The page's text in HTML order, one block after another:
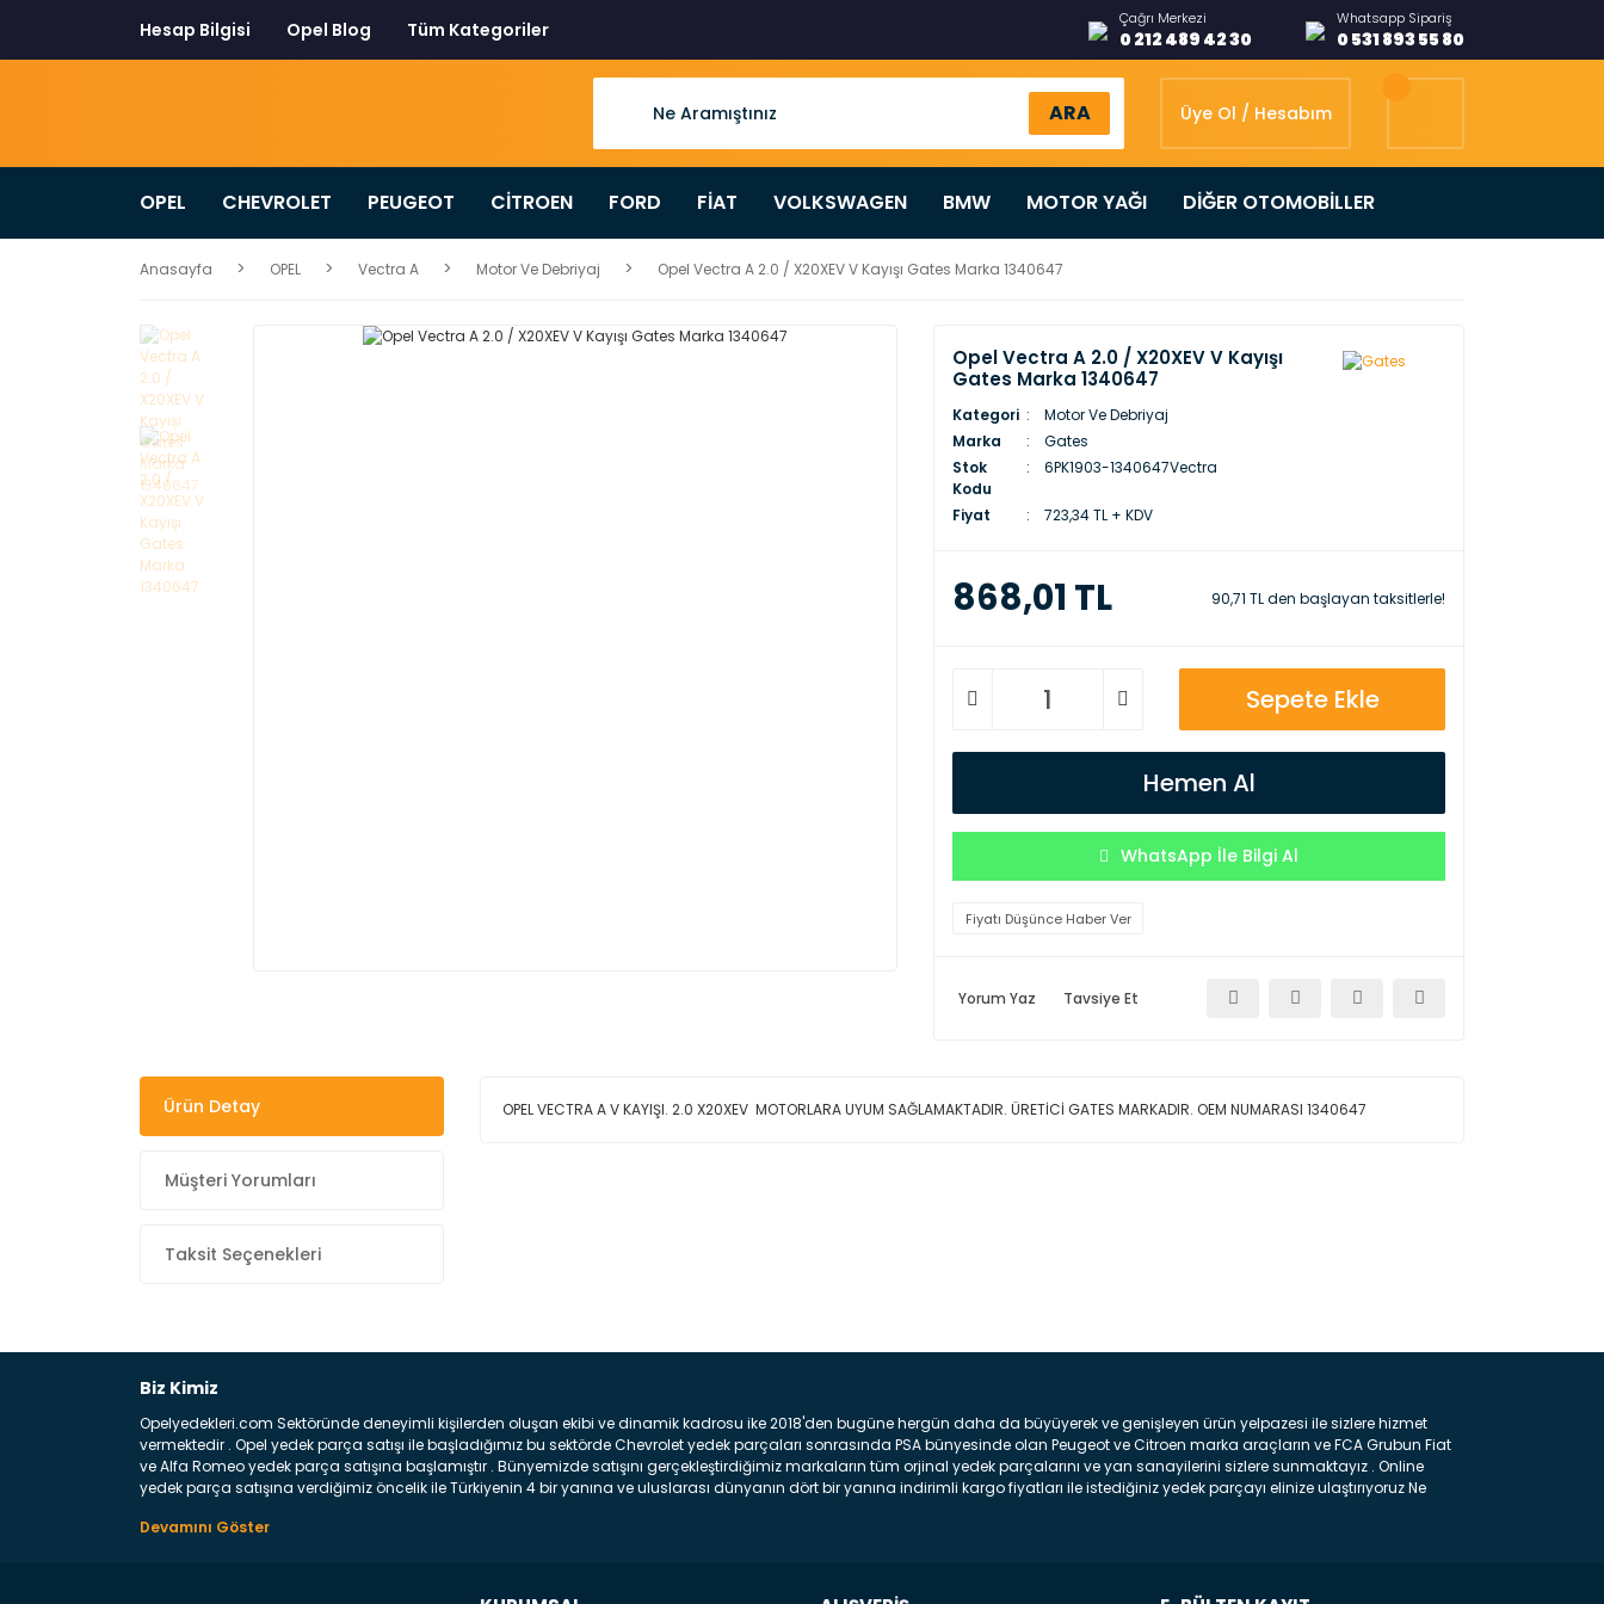
Hesap Bilgisi Opel Blog Tüm Kategoriler Çağrı Merkezi
0 212 489 42 30
Whatsapp Sipariş
0 531 893 55 80
ARA Üye Ol / Hesabım
OPEL CHEVROLET PEUGEOT CİTROEN FORD FİAT VOLKSWAGEN BMW MOTOR YAĞI DİĞER OTOMOBİLLER
Anasayfa OPEL Vectra A Motor Ve Debriyaj Opel Vectra A 2.0 / X20XEV V Kayışı Gates Marka 1340647
Opel Vectra A 2.0 / X20XEV V Kayışı
Gates Marka 1340647
Kategori
Motor Ve Debriyaj
Marka
Gates
Stok
Kodu
6PK1903-1340647Vectra
Fiyat 723,34 TL + KDV
868,01 TL 90,71 TL den başlayan taksitlerle!
Sepete Ekle
Hemen Al
WhatsApp İle Bilgi Al
Fiyatı Düşünce Haber Ver
Yorum Yaz Tavsiye Et
Ürün Detay
Müşteri Yorumları
Taksit Seçenekleri
OPEL VECTRA A V KAYIŞI. 2.0 X20XEV MOTORLARA UYUM SAĞLAMAKTADIR. ÜRETİCİ GATES MARKADIR. OEM NUMARASI 1340647
Biz Kimiz
Opelyedekleri.com Sektöründe deneyimli kişilerden oluşan ekibi ve dinamik kadrosu ike 2018'den bugüne hergün daha da büyüyerek ve genişleyen ürün yelpazesi ile sizlere hizmet
vermektedir . Opel yedek parça satışı ile başladığımız bu sektörde Chevrolet yedek parçaları sonrasında PSA bünyesinde olan Peugeot ve Citroen marka araçların ve FCA Grubun Fiat
ve Alfa Romeo yedek parça satışına başlamıştır . Bünyemizde satışını gerçekleştirdiğimiz markaların tüm orjinal yedek parçalarını ve yan sanayilerini sizlere sunmaktayız . Online
yedek parça satışına verdiğimiz öncelik ile Türkiyenin 4 bir yanına ve uluslarası dünyanın dört bir yanına indirimli kargo fiyatları ile istediğiniz yedek parçayı elinize ulaştırıyoruz Ne
belirttiğimiz parçalar sizlere fikir sağlayacaktır. Ön Tampon : Aracınızın ön kısmında bulunan plastik darbe emici amacı ile yapılmış olan kaporta aksam parçasıdır. Çamurluk :
üretilmiş disk ile teması sayesinde durmayı sağlayan aksam parçadır . Fren Diski : Aracımızın ön ve arka tekerlerinde bulunan frenleme ana elemanıdır . Hangi Araçlara Yedek Parça